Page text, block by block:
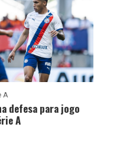
A
defesa para jogo
A